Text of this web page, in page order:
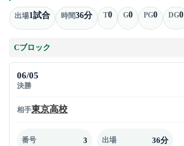
出場1試合 時間36分 T0 G0 PG0 DG0
Cブロック
06/05
決勝
相手東京高校
番号 3 出場 36分